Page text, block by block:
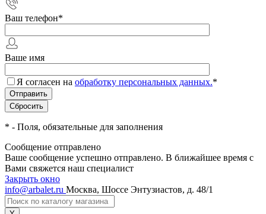
Ваш телефон*
Ваше имя
Я согласен на обработку персональных данных.*
* - Поля, обязательные для заполнения
Сообщение отправлено
Ваше сообщение успешно отправлено. В ближайшее время с
Вами свяжется наш специалист
Закрыть окно
info@arbalet.ru Москва, Шоссе Энтузиастов, д. 48/1